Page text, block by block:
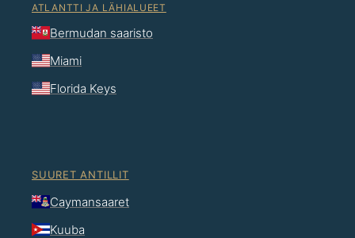
ATLANTTI JA LÄHIALUEET
Bermudan saaristo
Miami
Florida Keys
SUURET ANTILLIT
Caymansaaret
Kuuba